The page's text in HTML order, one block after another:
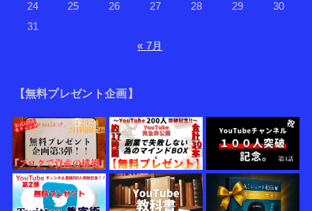
24
25 26 27 28 29
30
31
« 7月
【無料プレゼント企画】